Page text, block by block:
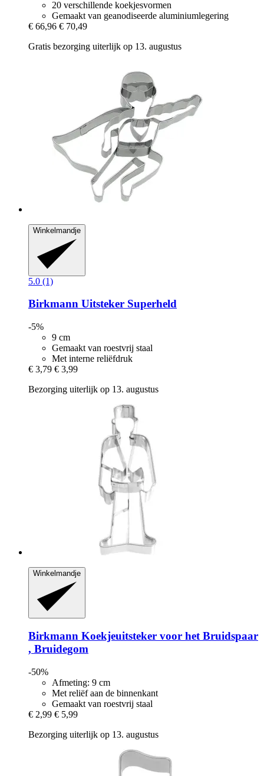
20 verschillende koekjesvormen
Gemaakt van geanodiseerde aluminiumlegering
€ 66,96 € 70,49
Gratis bezorging uiterlijk op 13. augustus
Winkelmandje
5.0 (1)
Birkmann Uitsteker Superheld
-5%
9 cm
Gemaakt van roestvrij staal
Met interne reliëfdruk
€ 3,79 € 3,99
Bezorging uiterlijk op 13. augustus
Winkelmandje
Birkmann Koekjeuitsteker voor het Bruidspaar
, Bruidegom
-50%
Afmeting: 9 cm
Met reliëf aan de binnenkant
Gemaakt van roestvrij staal
€ 2,99 € 5,99
Bezorging uiterlijk op 13. augustus